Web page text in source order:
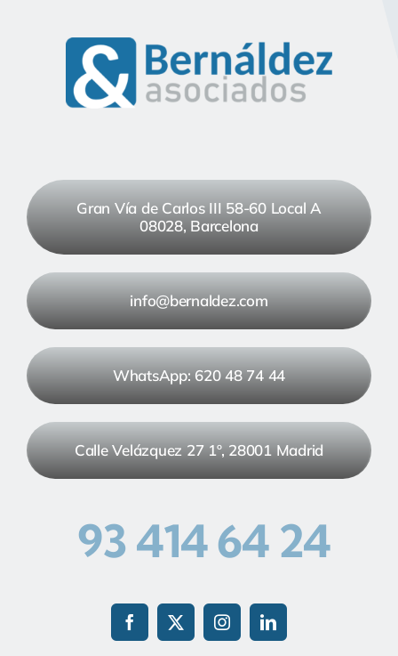
Gran Vía de Carlos III 58-60 Local A
08028, Barcelona
info@bernaldez.com
WhatsApp: 620 48 74 44
Calle Velázquez 27 1º, 28001 Madrid
93 414 64 24